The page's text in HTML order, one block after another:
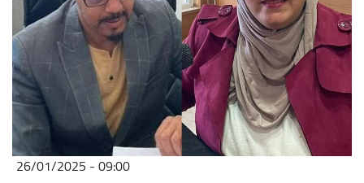
26/01/2025 - 09:00